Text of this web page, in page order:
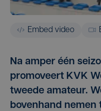
Embed video
Na amper één
promoveert KVK
tweede amateur.
bovenhand nemen